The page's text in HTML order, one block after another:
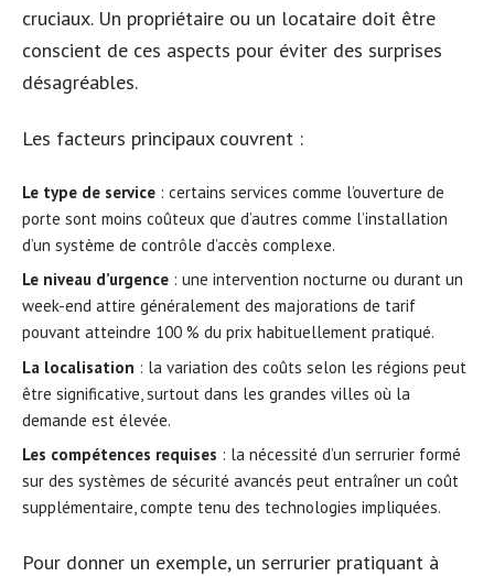
cruciaux. Un propriétaire ou un locataire doit être
conscient de ces aspects pour éviter des surprises
désagréables.
Les facteurs principaux couvrent :
Le type de service : certains services comme l’ouverture de
porte sont moins coûteux que d’autres comme l’installation
d’un système de contrôle d’accès complexe.
Le niveau d’urgence : une intervention nocturne ou durant un
week-end attire généralement des majorations de tarif
pouvant atteindre 100 % du prix habituellement pratiqué.
La localisation : la variation des coûts selon les régions peut
être significative, surtout dans les grandes villes où la
demande est élevée.
Les compétences requises : la nécessité d’un serrurier formé
sur des systèmes de sécurité avancés peut entraîner un coût
supplémentaire, compte tenu des technologies impliquées.
Pour donner un exemple, un serrurier pratiquant à